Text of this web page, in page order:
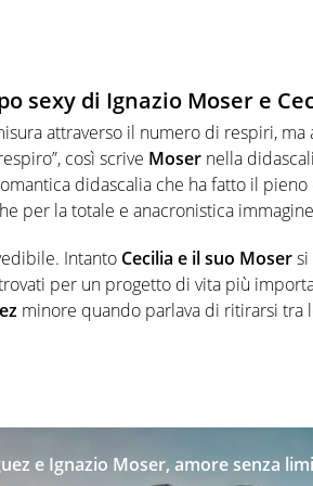
sexy di Ignazio Moser e
attraverso il numero di respiri,
così scrive Moser nella
didascalia che ha fatto il
per la totale e anacronistica
Intanto Cecilia e il suo Moser
per un progetto di vita più
minore quando parlava di ritirarsi tra
e Ignazio Moser, amore senza